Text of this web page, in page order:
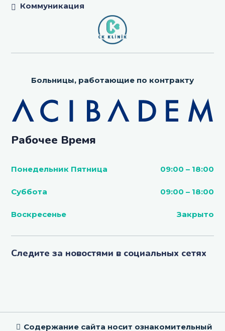
Коммуникация
Больницы, работающие по контракту
Рабочее Время
Понедельник Пятница 09:00 – 18:00
Суббота 09:00 – 18:00
Воскресенье Закрыто
Следите за новостями в социальных сетях
Содержание сайта носит ознакомительный